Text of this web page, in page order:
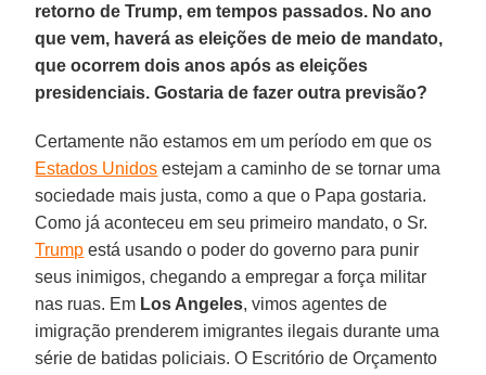
retorno de Trump, em tempos passados. No ano
que vem, haverá as eleições de meio de mandato,
que ocorrem dois anos após as eleições
presidenciais. Gostaria de fazer outra previsão?
Certamente não estamos em um período em que os
Estados Unidos estejam a caminho de se tornar uma
sociedade mais justa, como a que o Papa gostaria.
Como já aconteceu em seu primeiro mandato, o Sr.
Trump está usando o poder do governo para punir
seus inimigos, chegando a empregar a força militar
nas ruas. Em Los Angeles, vimos agentes de
imigração prenderem imigrantes ilegais durante uma
série de batidas policiais. O Escritório de Orçamento